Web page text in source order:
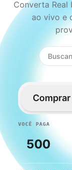
Converta Real
ao vivo e
Comprar
VOCÊ PAGA